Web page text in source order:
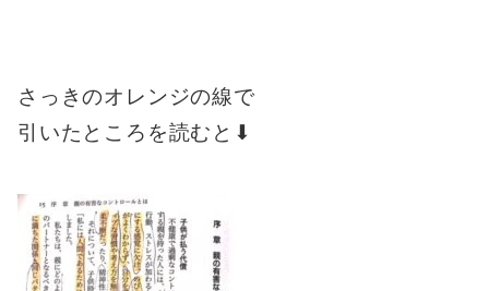
さっきのオレンジの線で
引いたところを読むと⬇︎